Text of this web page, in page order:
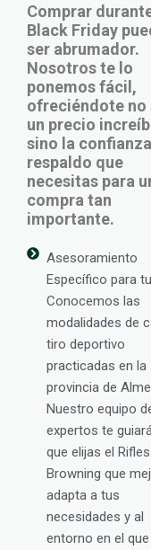
Comprar
Black Friday
ser abrumador.
Nosotros te lo
ponemos fácil,
ofreciéndote no
un precio
sino la
respaldo que
necesitas para
compra tan
importante.
Asesoramiento
Específico para
Conocemos las
modalidades de
tiro deportivo
practicadas en la
provincia de
Nuestro equipo
expertos te
que elijas el Rifles
Browning que
adapta a tus
necesidades y al
entorno en el